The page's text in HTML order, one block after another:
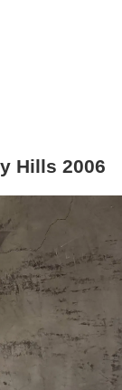
Hills 2006